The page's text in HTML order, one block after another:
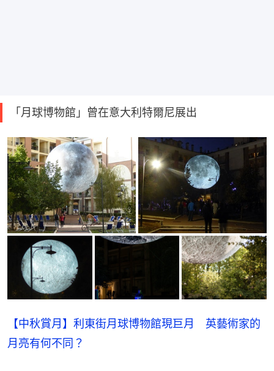
「月球博物館」曾在意大利特爾尼展出
【中秋賞月】利東街月球博物館現巨月 英藝術家的
月亮有何不同？